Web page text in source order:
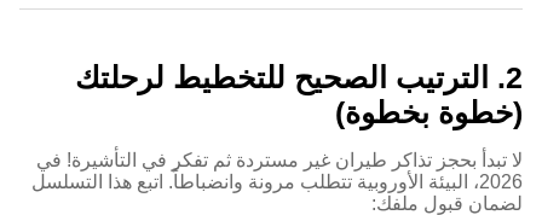
2. الترتيب الصحيح للتخطيط لرحلتك
(خطوة بخطوة)
لا تبدأ بحجز تذاكر طيران غير مستردة ثم تفكر في التأشيرة! في
2026، البيئة الأوروبية تتطلب مرونة وانضباطاً. اتبع هذا التسلسل
لضمان قبول ملفك: